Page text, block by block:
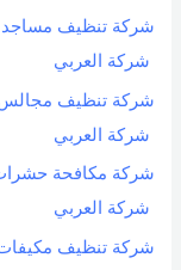
شركة العربي
شركة العربي
شركة العربي